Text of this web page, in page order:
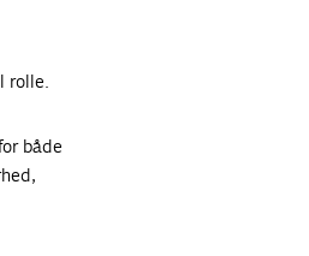
rolle.
både